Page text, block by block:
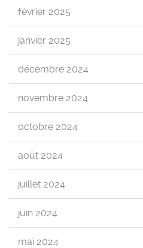
février 2025
janvier 2025
décembre 2024
novembre 2024
octobre 2024
août 2024
juillet 2024
juin 2024
mai 2024